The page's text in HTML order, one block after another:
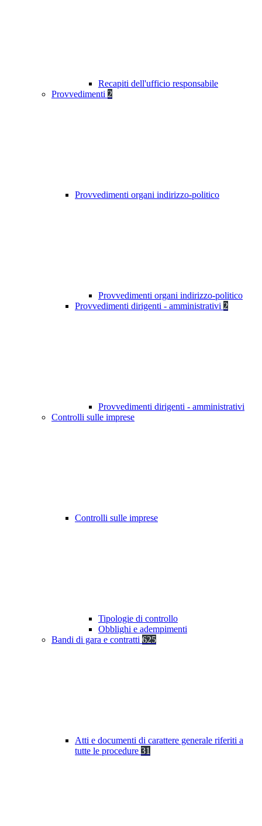
Recapiti dell'ufficio responsabile
Provvedimenti 2
Provvedimenti organi indirizzo-politico
Provvedimenti organi indirizzo-politico
Provvedimenti dirigenti - amministrativi 2
Provvedimenti dirigenti - amministrativi
Controlli sulle imprese
Controlli sulle imprese
Tipologie di controllo
Obblighi e adempimenti
Bandi di gara e contratti 625
Atti e documenti di carattere generale riferiti a
tutte le procedure 31